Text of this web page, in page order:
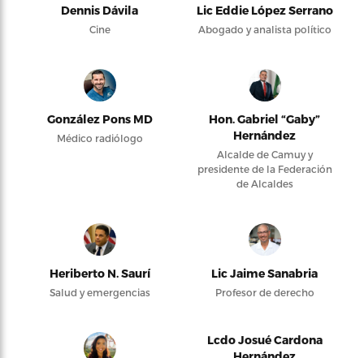
Dennis Dávila
Cine
Lic Eddie López Serrano
Abogado y analista político
González Pons MD
Médico radiólogo
Hon. Gabriel “Gaby”
Hernández
Alcalde de Camuy y
presidente de la Federación
de Alcaldes
Heriberto N. Saurí
Salud y emergencias
Lic Jaime Sanabria
Profesor de derecho
Lcdo Josué Cardona